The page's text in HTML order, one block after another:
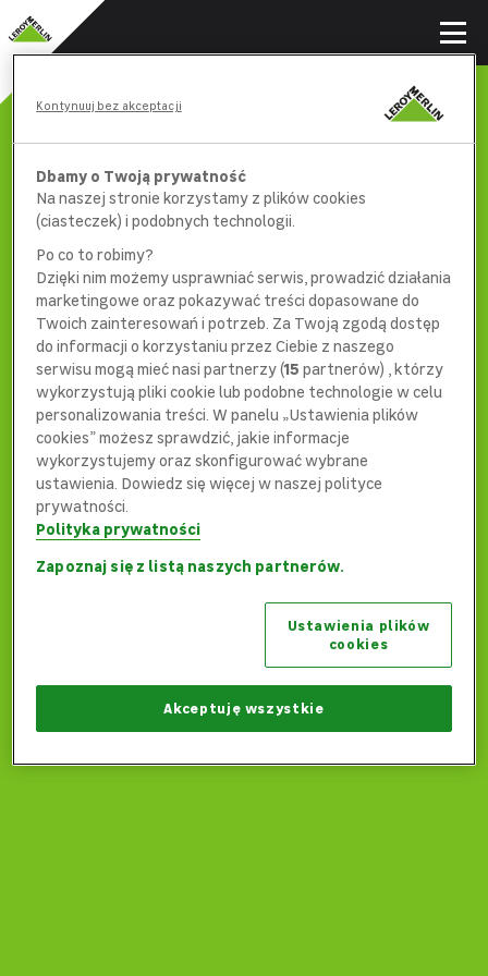
404
Ups... Coś poszło nie tak...
Czy możemy wrócić na stronę główną?
Wróć na stronę główną
Dbamy o Twoją prywatność
Na naszej stronie korzystamy z plików cookies
(ciasteczek) i podobnych technologii.
Po co to robimy?
Dzięki nim możemy usprawniać serwis, prowadzić działania
marketingowe oraz pokazywać treści dopasowane do
Twoich zainteresowań i potrzeb. Za Twoją zgodą dostęp
do informacji o korzystaniu przez Ciebie z naszego
serwisu mogą mieć nasi partnerzy (15 partnerów) , którzy
wykorzystują pliki cookie lub podobne technologie w celu
personalizowania treści. W panelu „Ustawienia plików
cookies” możesz sprawdzić, jakie informacje
wykorzystujemy oraz skonfigurować wybrane
ustawienia. Dowiedz się więcej w naszej polityce
prywatności.
Polityka prywatności
Zapoznaj się z listą naszych partnerów.
Ustawienia plików
cookies
Akceptuję wszystkie
Kontynuuj bez akceptacji